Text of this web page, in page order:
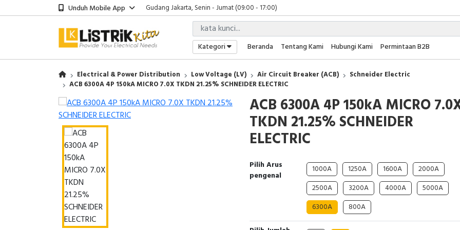
Unduh Mobile App
Gudang Jakarta, Senin - Jumat (09:00 - 17:00)
Showroom Bali, Senin - Jumat (09:00 - 17:00)
Kantor Jakarta, Senin - Jumat (08:00 - 17:00)
Gudang Jakarta, Senin - Jumat (09:00 - 17:00)
Showroom Bali, Senin - Jumat (09:00 - 17:00)
Kategori Beranda Tentang Kami Hubungi Kami Permintaan B2B
Electrical & Power Distribution Low Voltage (LV) Air Circuit Breaker (ACB)
Schneider Electric
ACB 6300A 4P 150kA MICRO 7.0X TKDN 21.25% SCHNEIDER ELECTRIC
ACB 6300A 4P 150kA MICRO
TKDN 21.25% SCHNEIDER
ELECTRIC
Pilih Arus
pengenal
1000A 1250A 1600A
2000A
2500A
3200A 4000A
5000A
6300A
800A